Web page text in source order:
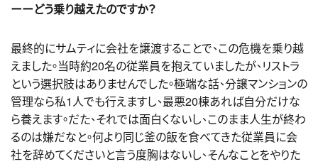
ーーどう乗り越えたのですか？
最終的にサムティに会社を譲渡することで、この危機を乗り越
えました。当時約20名の従業員を抱えていましたが、リストラ
という選択肢はありませんでした。極端な話、分譲マンションの
管理なら私1人でも行えますし、最悪20棟あれば自分だけな
ら養えます。だた、それでは面白くないし、このまま人生が終わ
るのは嫌だなと。何より同じ釜の飯を食べてきた従業員に会
社を辞めてくださいと言う度胸はないし、そんなことをやりた